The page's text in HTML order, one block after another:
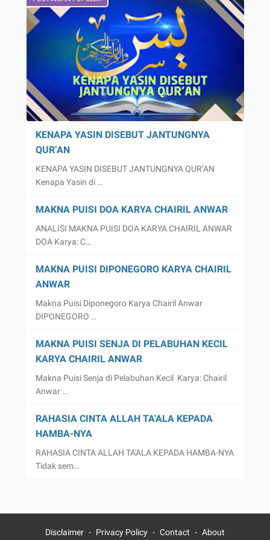
KENAPA YASIN DISEBUT JANTUNGNYA
QUR’AN
KENAPA YASIN DISEBUT JANTUNGNYA QUR’AN
Kenapa Yasin di …
MAKNA PUISI DOA KARYA CHAIRIL ANWAR
ANALISI MAKNA PUISI DOA KARYA CHAIRIL ANWAR
DOA Karya: C…
MAKNA PUISI DIPONEGORO KARYA CHAIRIL
ANWAR
Makna Puisi Diponegoro Karya Chairil Anwar
DIPONEGORO …
MAKNA PUISI SENJA DI PELABUHAN KECIL
KARYA CHAIRIL ANWAR
Makna Puisi Senja di Pelabuhan Kecil Karya: Chairil
Anwar …
RAHASIA CINTA ALLAH TA'ALA KEPADA
HAMBA-NYA
RAHASIA CINTA ALLAH TA'ALA KEPADA HAMBA-NYA
Tidak sem…
Disclaimer Privacy Policy Contact About